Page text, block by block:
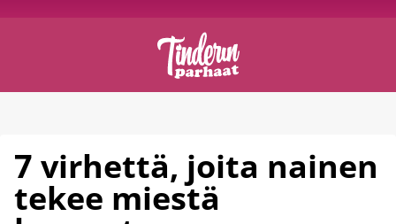
7 virhettä, joita nainen
tekee miestä